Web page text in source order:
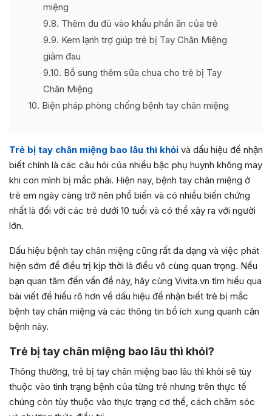
miệng
9.8 Thêm đu đủ vào khẩu phần ăn của trẻ
9.9 Kem lạnh trợ giúp trẻ bị Tay Chân Miệng
giảm đau
9.10 Bổ sung thêm sữa chua cho trẻ bị Tay
Chân Miệng
10 Biện pháp phòng chống bệnh tay chân miệng
Trẻ bị tay chân miệng bao lâu thì khỏi và dấu hiệu để nhận
biết chính là các câu hỏi của nhiều bậc phụ huynh không may
khi con mình bị mắc phải. Hiện nay, bệnh tay chân miệng ở
trẻ em ngày càng trở nên phổ biến và có nhiều biến chứng
nhất là đối với các trẻ dưới 10 tuổi và có thể xảy ra với người
lớn.
Dấu hiệu bệnh tay chân miệng cũng rất đa dạng và việc phát
hiện sớm để điều trị kịp thời là điều vô cùng quan trọng. Nếu
bạn quan tâm đến vấn đề này, hãy cùng Vivita.vn tìm hiểu qua
bài viết để hiểu rõ hơn về dấu hiệu để nhận biết trẻ bị mắc
bệnh tay chân miệng và các thông tin bổ ích xung quanh căn
bệnh này.
Trẻ bị tay chân miệng bao lâu thì khỏi?
Thông thường, trẻ bị tay chân miệng bao lâu thì khỏi sẽ tùy
thuộc vào tình trạng bệnh của từng trẻ nhưng trên thực tế
chúng còn tùy thuộc vào thực trạng cơ thể, cách chăm sóc